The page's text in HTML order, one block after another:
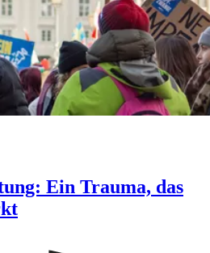
Ein Trauma, das